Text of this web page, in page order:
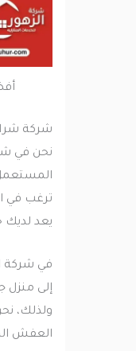
أفضل
شركة شراء
نحن في شركة
المستعمل
ترغب في
يعد لديك
في شركة
إلى منزل
ولذلك، نحن
العفش